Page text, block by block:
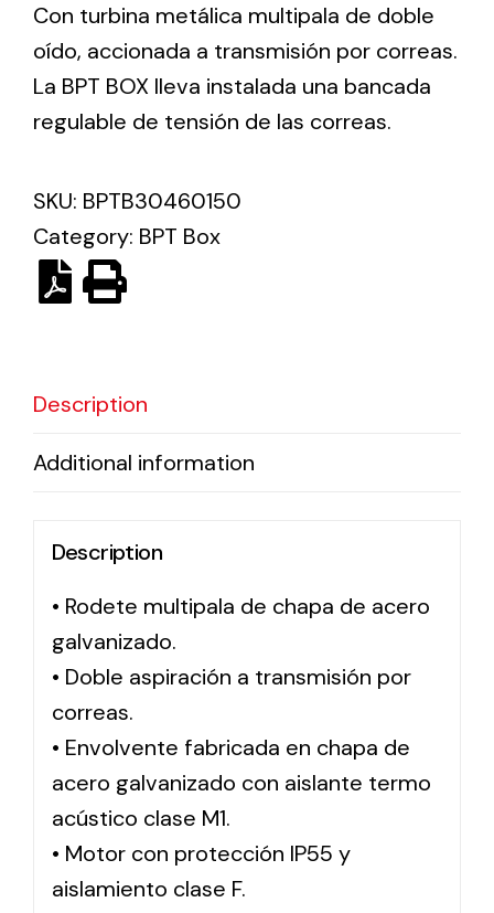
meant a greater offer of ventilation products for
different uses
Iluminación Solar
de necesidades.
Solar lighting
Variety of solar solutions for all kinds of needs.
Con turbina metálica multipala de doble
oído, accionada a transmisión por correas.
La BPT BOX lleva instalada una bancada
regulable de tensión de las correas.
SKU: BPTB30460150
Category: BPT Box
Description
Additional information
Description
• Rodete multipala de chapa de acero
galvanizado.
• Doble aspiración a transmisión por
correas.
• Envolvente fabricada en chapa de
acero galvanizado con aislante termo
acústico clase M1.
• Motor con protección IP55 y
aislamiento clase F.